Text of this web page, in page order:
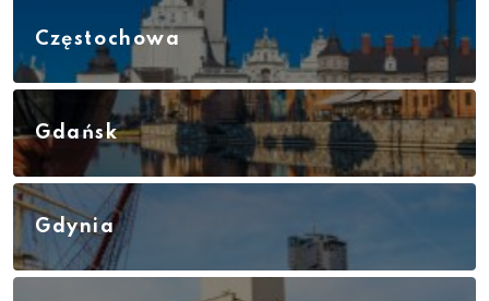
Częstochowa
Gdańsk
Gdynia